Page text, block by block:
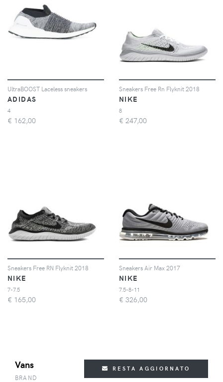
UltraBOOST Laceless sneakers
ADIDAS
4
€ 162,00
Sneakers Free Rn Flyknit 2018
NIKE
8
€ 247,00
Sneakers Free RN Flyknit 2018
NIKE
7-7.5
€ 165,00
Sneakers Air Max 2017
NIKE
7.5-8-11
€ 326,00
Vans
BRAND
RESTA AGGIORNATO